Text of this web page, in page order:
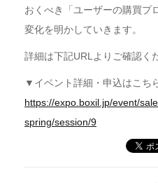
おくべき「ユーザーの購買プ
変化を明かしていきます。
詳細は下記URLよりご確認く
▼イベント詳細・申込はこち
https://expo.boxil.jp/event/
spring/session/9